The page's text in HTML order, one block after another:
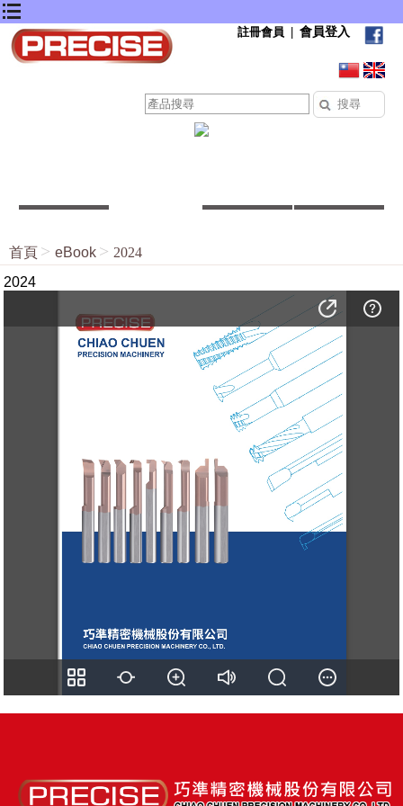
註冊會員 會員登入
首頁 eBook
2024
2024